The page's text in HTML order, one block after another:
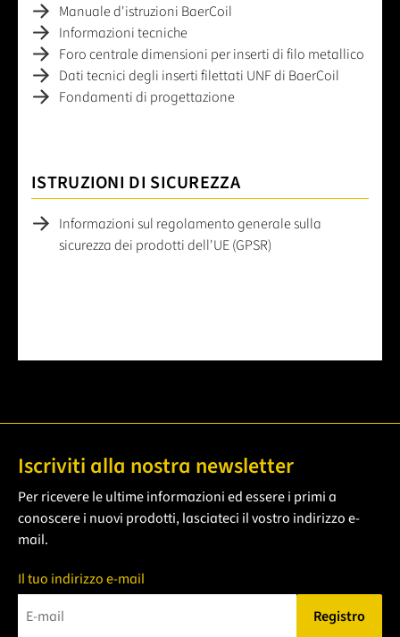
Manuale d'istruzioni BaerCoil
Informazioni tecniche
Foro centrale dimensioni per inserti di filo metallico
Dati tecnici degli inserti filettati UNF di BaerCoil
Fondamenti di progettazione
ISTRUZIONI DI SICUREZZA
Informazioni sul regolamento generale sulla
sicurezza dei prodotti dell'UE (GPSR)
Iscriviti alla nostra newsletter
Per ricevere le ultime informazioni ed essere i primi a
conoscere i nuovi prodotti, lasciateci il vostro indirizzo e-
mail.
Il tuo indirizzo e-mail
Registro